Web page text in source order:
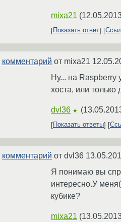
mixa21 (
Показать ответ
комментарий от mixa21
Ну... на Raspberry
хоста, или
dvl36 ★ (
Показать ответы
комментарий от dvl36
Я понимаю вы
интересно.У
кубике?
mixa21 (